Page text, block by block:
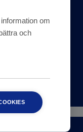
- Distans
om
och